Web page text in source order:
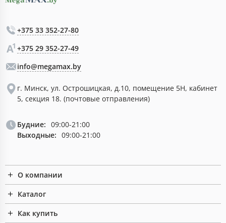
+375 33 352-27-80
+375 29 352-27-49
info@megamax.by
г. Минск, ул. Острошицкая, д.10, помещение 5Н, кабинет
5, секция 18. (почтовые отправления)
Будние: 09:00-21:00
Выходные: 09:00-21:00
О компании
Каталог
Как купить